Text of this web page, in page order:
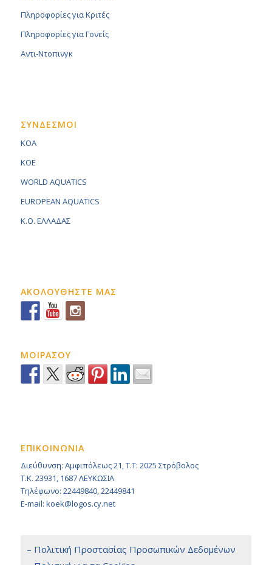
Πληροφορίες για Κριτές
Πληροφορίες για Γονείς
Αντι-Ντοπινγκ
ΣΥΝΔΕΣΜΟΙ
KOA
KOE
WORLD AQUATICS
EUROPEAN AQUATICS
K.O. ΕΛΛΑΔΑΣ
ΑΚΟΛΟΥΘΗΣΤΕ ΜΑΣ
ΜΟΙΡΑΣΟΥ
ΕΠΙΚΟΙΝΩΝΙΑ
Διεύθυνση: Αμφιπόλεως 21, Τ.Τ: 2025 Στρόβολος
Τ.Κ. 23931, 1687 ΛΕΥΚΩΣΙΑ
Τηλέφωνο: 22449840, 22449841
E-mail: koek@logos.cy.net
– Πολιτική Προστασίας Προσωπικών Δεδομένων